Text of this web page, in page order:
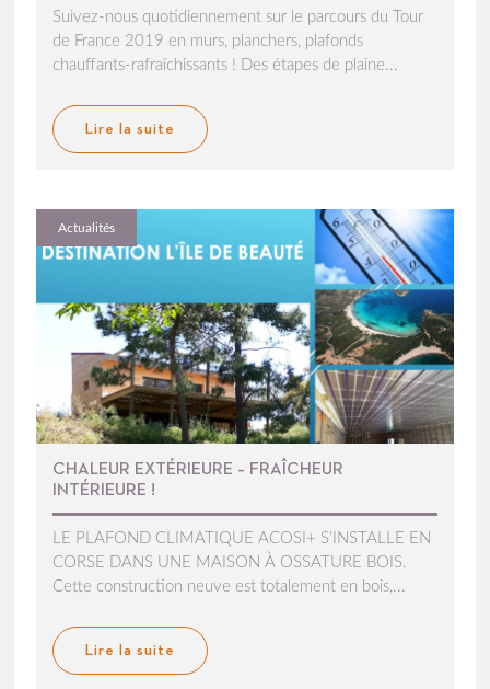
Suivez-nous quotidiennement sur le parcours du Tour
de France 2019 en murs, planchers, plafonds
chauffants-rafraîchissants ! Des étapes de plaine...
Lire la suite
Actualités
CHALEUR EXTÉRIEURE – FRAÎCHEUR
INTÉRIEURE !
LE PLAFOND CLIMATIQUE ACOSI+ S’INSTALLE EN
CORSE DANS UNE MAISON À OSSATURE BOIS.
Cette construction neuve est totalement en bois,...
Lire la suite